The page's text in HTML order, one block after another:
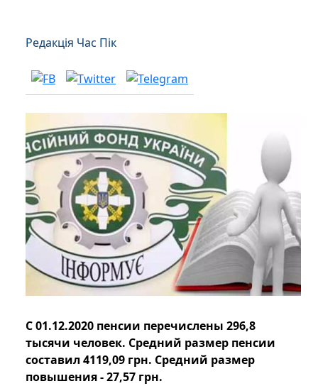
Редакція Час Пік
С 01.12.2020 пенсии перечислены 296,8
тысячи человек. Средний размер пенсии
составил 4119,09 грн. Средний размер
повышения - 27,57 грн.